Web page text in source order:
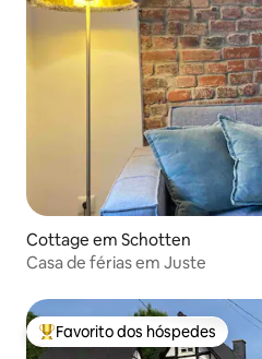
Cottage em Schotten
Casa de férias em Juste
Favoritos dos hóspedes mais
Favorito dos hóspedes